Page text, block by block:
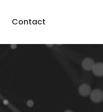
Contact